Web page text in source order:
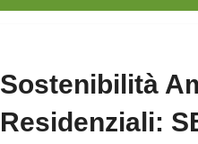
Sostenibilità
Residenziali: